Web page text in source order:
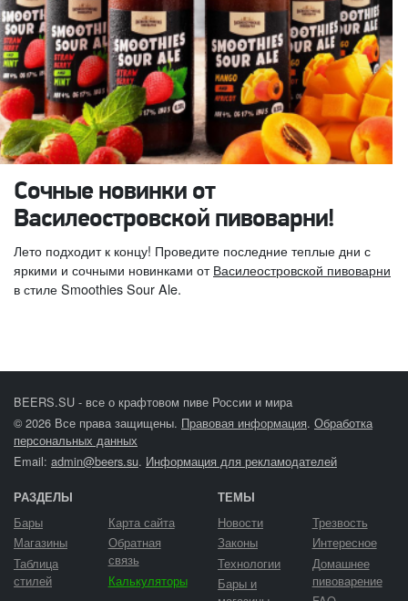
Сочные новинки от
Василеостровской пивоварни!
Лето подходит к концу! Проведите последние теплые дни с
яркими и сочными новинками отВасилеостровской пивоварни
в стиле Smoothies Sour Ale.
BEERS.SU - все о крафтовом пиве России и мира
© 2026 Все права защищены. Правовая информация. Обработка
персональных данных
Email: admin@beers.su. Информация для рекламодателей
РАЗДЕЛЫ
Бары
Магазины
Таблица
стилей
Карта сайта
Обратная
связь
Калькуляторы
ТЕМЫ
Новости
Законы
Технологии
Бары и
Трезвость
Интересное
Домашнее
пивоварение